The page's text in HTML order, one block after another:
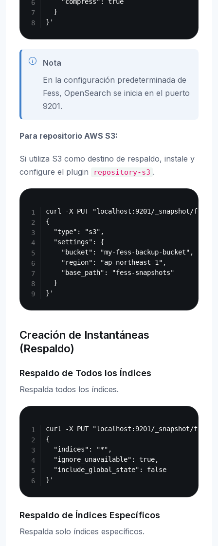
  }
Nota
En la configuración predeterminada de
Fess, OpenSearch se inicia en el puerto
9201.
Para repositorio AWS S3:
Si utiliza S3 como destino de respaldo, instale y
configure el plugin
repository-s3 .
curl -X PUT "localhost:9201/_snapshot/
{
  "type": "s3",
  "settings": {
    "bucket": "my-fess-backup-bucket",
    "region": "ap-northeast-1",
    "base_path": "fess-snapshots"
  }
Creación de Instantáneas
(Respaldo)
Respaldo de Todos los Índices
Respalda todos los índices.
curl -X PUT "localhost:9201/_snapshot/
{
  "indices": "*",
  "ignore_unavailable": true,
  "include_global_state": false
Respaldo de Índices Específicos
Respalda solo índices específicos.